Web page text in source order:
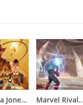
Indiana Jones and the Great Circle Télécharger jeu PC Marvel Rivals